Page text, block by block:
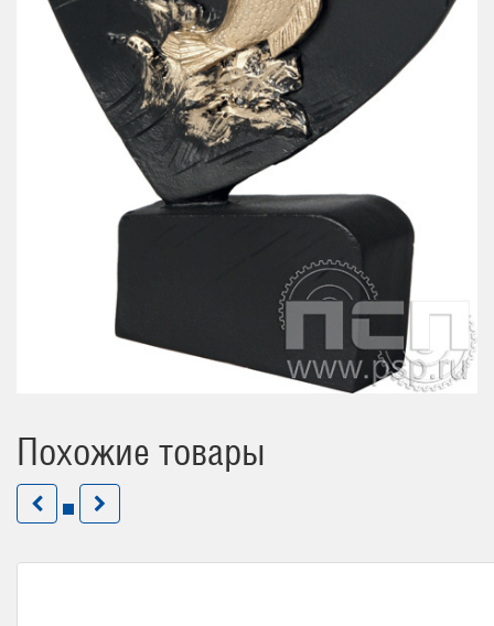
Похожие товары